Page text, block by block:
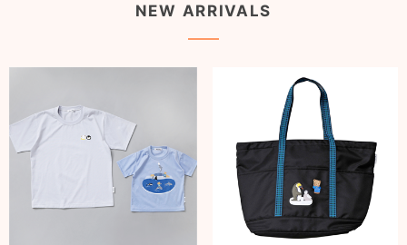
NEW ARRIVALS